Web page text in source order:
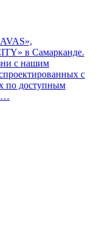
в Самарканде.
с нашим
с
по доступным